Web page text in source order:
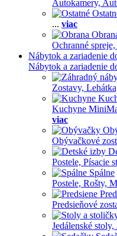
Autokamery,
... viac
Ochranné spreje,
Nábytok a zariadenie
Nábytok a zariadenie
Zostavy,
Kuchyne
viac
Obývačkové
Postele, Písacie
Spálne
Postele, Rošty,
Predsieňové
Jedálenské stoly,